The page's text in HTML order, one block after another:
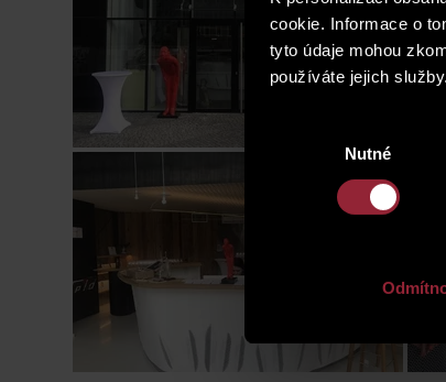
cookie. Informace o
tyto údaje mohou
používáte jejich služby.
souhlasu
Nutné